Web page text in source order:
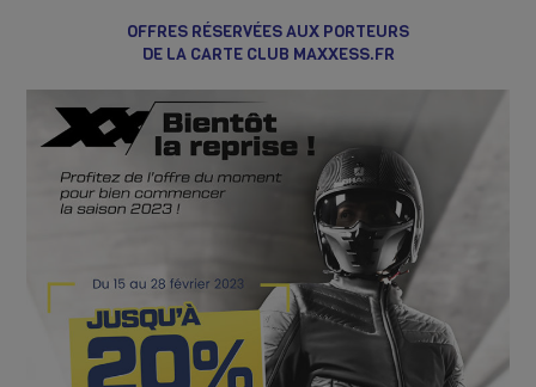
OFFRES RÉSERVÉES AUX PORTEURS
DE LA CARTE CLUB MAXXESS.FR